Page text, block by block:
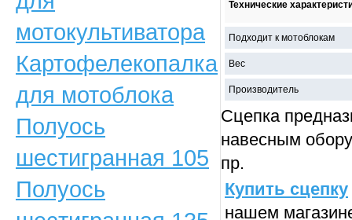
Технические
Подходит к мотоблокам
Вес
Производитель
Сцепка
навесным
пр.
Купить сцепку
нашем
мотокультиватора
Картофелекопалка
для мотоблока
Полуось
шестигранная 105
Полуось